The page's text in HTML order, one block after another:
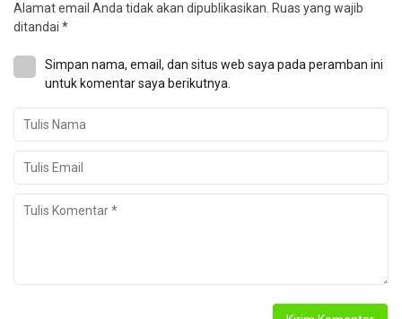
Alamat email Anda tidak akan dipublikasikan. Ruas yang wajib
ditandai *
Simpan nama, email, dan situs web saya pada peramban ini
untuk komentar saya berikutnya.